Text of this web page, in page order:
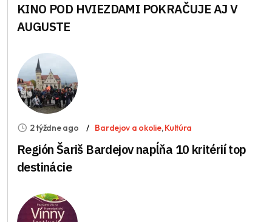
KINO POD HVIEZDAMI POKRAČUJE AJ V
AUGUSTE
2 týždne ago Bardejov a okolie,Kultúra
Región Šariš Bardejov napĺňa 10 kritérií top
destinácie